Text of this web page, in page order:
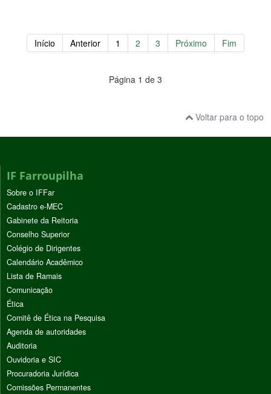
Início Anterior 1 2 3 Próximo Fim
Página 1 de 3
Voltar para o topo
IF Farroupilha
Sobre o IFFar
Cadastro e-MEC
Gabinete da Reitoria
Conselho Superior
Colégio de Dirigentes
Calendário Acadêmico
Lista de Ramais
Comunicação
Ética
Comitê de Ética na Pesquisa
Agenda de autoridades
Auditoria
Ouvidoria e SIC
Procuradoria Jurídica
Comissões Permanentes